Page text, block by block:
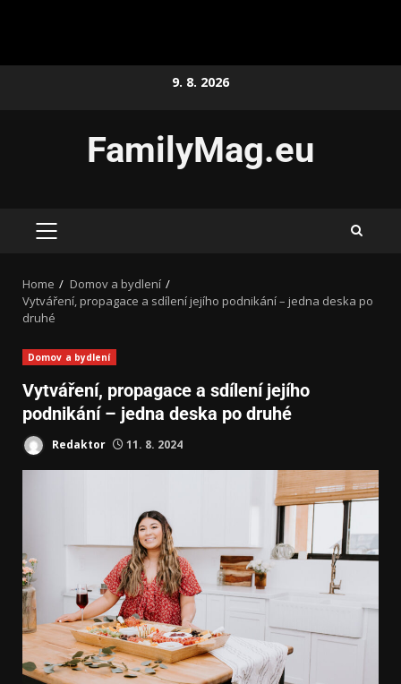
9. 8. 2026
FamilyMag.eu
Home
Domov a bydlení
Vytváření, propagace a sdílení jejího podnikání – jedna deska po
druhé
Domov a bydlení
Vytváření, propagace a sdílení jejího
podnikání – jedna deska po druhé
Redaktor 11. 8. 2024